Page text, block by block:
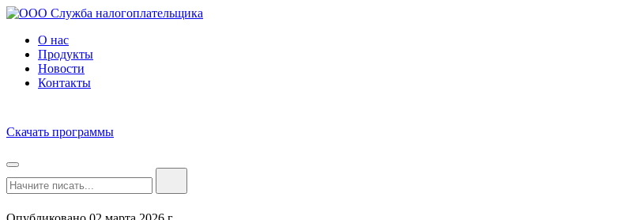
О нас
Продукты
Новости
Контакты
Скачать программы